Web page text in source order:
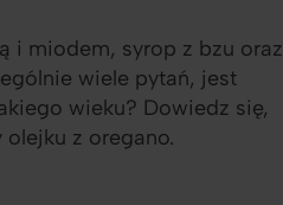
i miodem, syrop z bzu oraz
wiele pytań, jest
wieku? Dowiedz się,
z oregano.